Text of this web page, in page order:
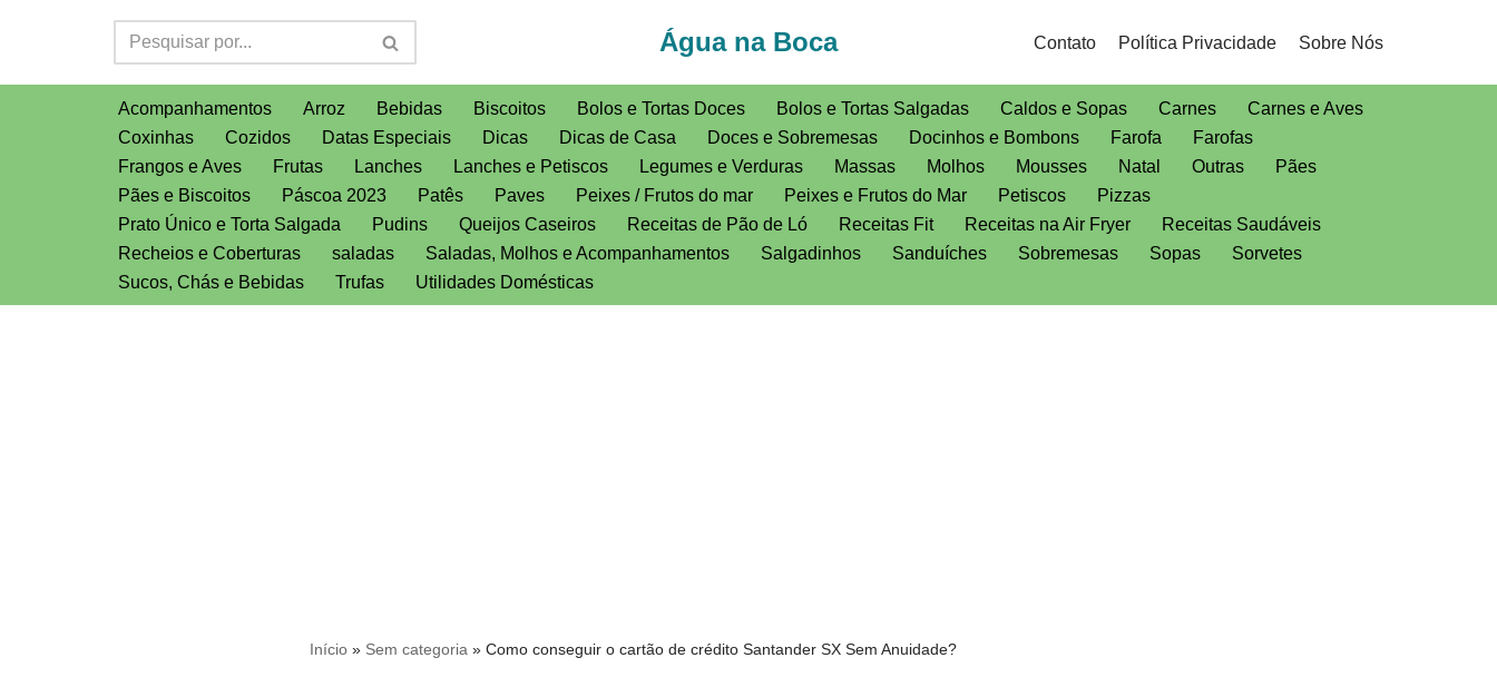
Água na Boca Contato Política Privacidade Sobre Nós
Acompanhamentos Arroz Bebidas Biscoitos Bolos e Tortas Doces Bolos e Tortas Salgadas Caldos e Sopas Carnes
Carnes e Aves
Coxinhas
Cozidos Datas Especiais Dicas Dicas de Casa Doces e Sobremesas Docinhos e Bombons Farofa
Farofas
Frangos e Aves
Frutas Lanches Lanches e Petiscos Legumes e Verduras Massas Molhos Mousses Natal Outras
Pães
Pães e Biscoitos
Páscoa 2023 Patês Paves Peixes / Frutos do mar Peixes e Frutos do Mar Petiscos
Pizzas
Prato Único e Torta Salgada
Pudins Queijos Caseiros Receitas de Pão de Ló Receitas Fit Receitas na Air Fryer
Receitas Saudáveis
Recheios e Coberturas
saladas Saladas, Molhos e Acompanhamentos Salgadinhos Sanduíches Sobremesas Sopas
Sorvetes
Sucos, Chás e Bebidas
Trufas Utilidades Domésticas
Início» Sem categoria » Como conseguir o cartão de crédito Santander SX Sem Anuidade?